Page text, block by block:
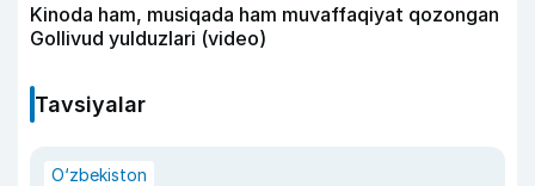
Kinoda ham, musiqada ham muvaffaqiyat qozongan
Gollivud yulduzlari (video)
Tavsiyalar
O‘zbekiston